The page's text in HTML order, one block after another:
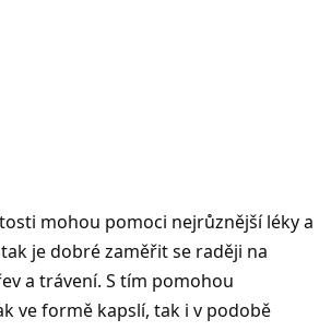
mohou pomoci nejrůznější léky a
je dobré zaměřit se raději na
a trávení. S tím pomohou
ve formě kapslí, tak i v podobě